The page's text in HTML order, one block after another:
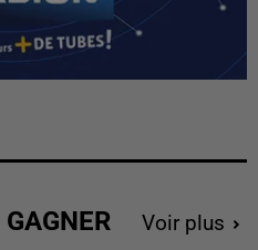
Voir plus